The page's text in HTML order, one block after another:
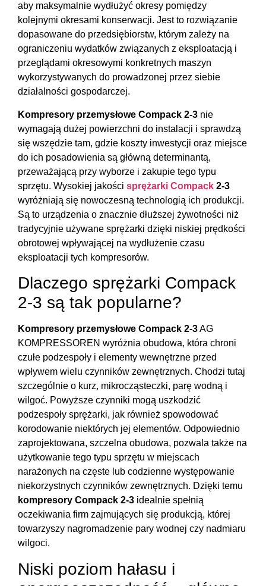
aby maksymalnie wydłużyć okresy pomiędzy
kolejnymi okresami konserwacji. Jest to rozwiązanie
dopasowane do przedsiębiorstw, którym zależy na
ograniczeniu wydatków związanych z eksploatacją i
przeglądami okresowymi konkretnych maszyn
wykorzystywanych do prowadzonej przez siebie
działalności gospodarczej.
Kompresory przemysłowe Compack 2-3 nie
wymagają dużej powierzchni do instalacji i sprawdzą
się wszędzie tam, gdzie koszty inwestycji oraz miejsce
do ich posadowienia są główną determinantą,
przeważającą przy wyborze i zakupie tego typu
sprzętu. Wysokiej jakości sprężarki Compack 2-3
wyróżniają się nowoczesną technologią ich produkcji.
Są to urządzenia o znacznie dłuższej żywotności niż
tradycyjnie używane sprężarki dzięki niskiej prędkości
obrotowej wpływającej na wydłużenie czasu
eksploatacji tych kompresorów.
Dlaczego sprężarki Compack
2-3 są tak popularne?
Kompresory przemysłowe Compack 2-3AG
KOMPRESSOREN wyróżnia obudowa, która chroni
czułe podzespoły i elementy wewnętrzne przed
wpływem wielu czynników zewnętrznych. Chodzi tutaj
szczególnie o kurz, mikrocząsteczki, parę wodną i
wilgoć. Powyższe czynniki mogą uszkodzić
podzespoły sprężarki, jak również spowodować
korodowanie niektórych jej elementów. Odpowiednio
zaprojektowana, szczelna obudowa, pozwala także na
użytkowanie tego typu sprzętu w miejscach
narażonych na częste lub codzienne występowanie
niekorzystnych czynników zewnętrznych. Dzięki temu
kompresory Compack 2-3 idealnie spełnią
oczekiwania firm zajmujących się produkcją, której
towarzyszy nagromadzenie pary wodnej czy nadmiaru
wilgoci.
Niski poziom hałasu i